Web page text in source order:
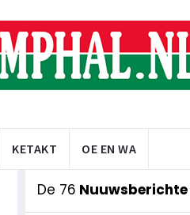
KETAKT OE EN WA
De 76 Nuuwsberichte